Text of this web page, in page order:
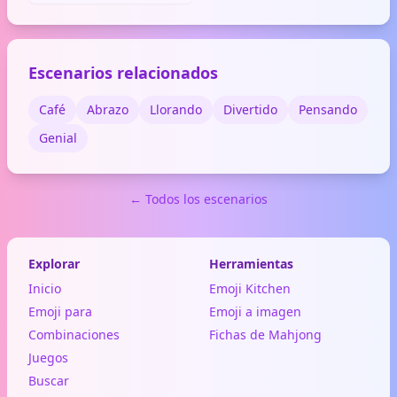
esfuerzo) o hidratación.
Escenarios relacionados
Café Abrazo Llorando Divertido
Pensando
Genial
← Todos los escenarios
Explorar
Inicio
Emoji para
Combinaciones
Juegos
Buscar
Herramientas
Emoji Kitchen
Emoji a imagen
Fichas de Mahjong